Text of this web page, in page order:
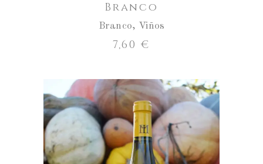
Branco
Branco, Viños
7,60€